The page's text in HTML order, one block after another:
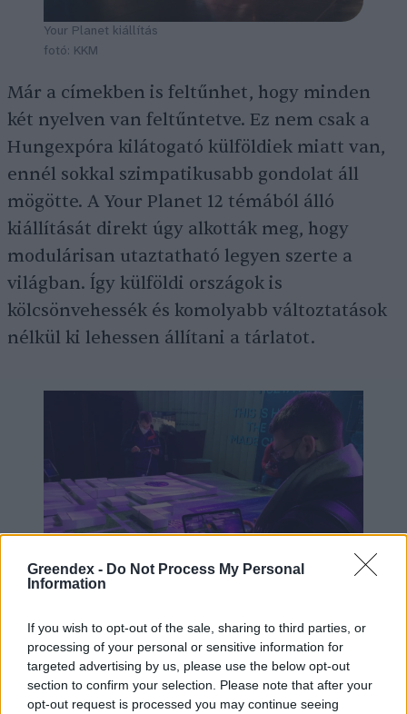
Greendex - Do Not Process My Personal
Information
If you wish to opt-out of the sale, sharing to third parties, or
processing of your personal or sensitive information for
targeted advertising by us, please use the below opt-out
section to confirm your selection. Please note that after your
opt-out request is processed you may continue seeing
Your Planet kiállítás
fotó: KKM
Már a címekben is feltűnhet, hogy minden
két nyelven van feltűntetve. Ez nem csak a
Hungexpóra kilátogató külföldiek miatt van,
ennél sokkal szimpatikusabb gondolat áll
mögötte. A Your Planet 12 témából álló
kiállítását direkt úgy alkották meg, hogy
modulárisan utaztatható legyen szerte a
világban. Így külföldi országok is
kölcsönvehessék és komolyabb változtatások
nélkül ki lehessen állítani a tárlatot.
Tablettel nézik a digitális modelleket a Your Planet
tárlatán.
fotó: Greendex